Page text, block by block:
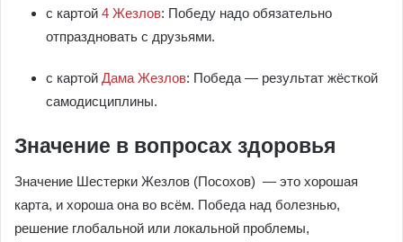
с картой 4 Жезлов: Победу надо обязательно
отпраздновать с друзьями.
с картой Дама Жезлов: Победа — результат жёсткой
самодисциплины.
Значение в вопросах здоровья
Значение Шестерки Жезлов (Посохов) — это хорошая
карта, и хороша она во всём. Победа над болезнью,
решение глобальной или локальной проблемы,